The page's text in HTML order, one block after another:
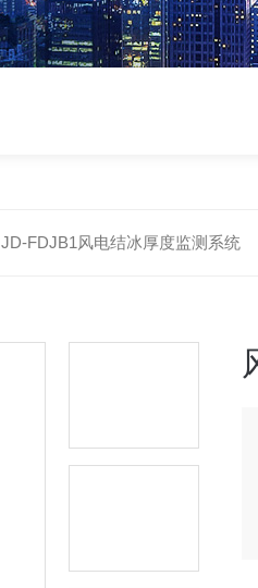
JD-FDJB1风电结冰厚度监测系统